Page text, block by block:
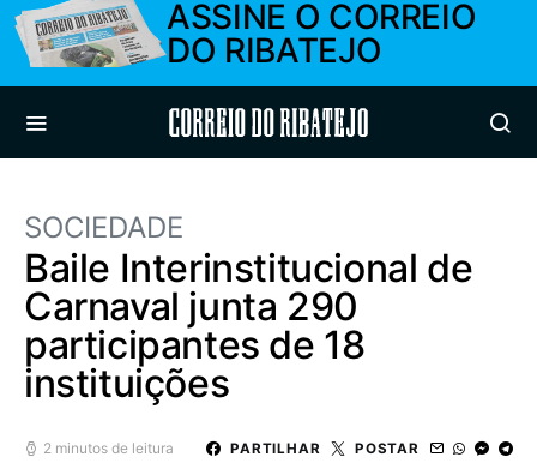
ASSINE O CORREIO
DO RIBATEJO
Correio do Ribatejo
SOCIEDADE
Baile Interinstitucional de
Carnaval junta 290
participantes de 18
instituições
2 minutos de leitura PARTILHAR POSTAR